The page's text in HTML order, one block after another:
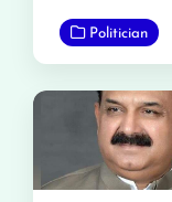
Politician